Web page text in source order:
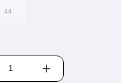
44
ANZAHL: GIB DEN